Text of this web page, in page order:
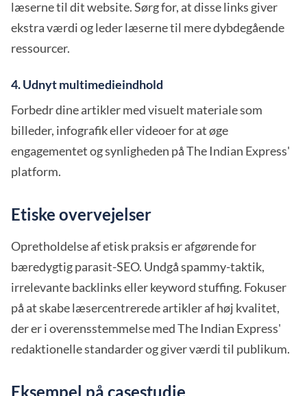
læserne til dit website. Sørg for, at disse links giver
ekstra værdi og leder læserne til mere dybdegående
ressourcer.
4. Udnyt multimedieindhold
Forbedr dine artikler med visuelt materiale som
billeder, infografik eller videoer for at øge
engagementet og synligheden på The Indian Express'
platform.
Etiske overvejelser
Opretholdelse af etisk praksis er afgørende for
bæredygtig parasit-SEO. Undgå spammy-taktik,
irrelevante backlinks eller keyword stuffing. Fokuser
på at skabe læsercentrerede artikler af høj kvalitet,
der er i overensstemmelse med The Indian Express'
redaktionelle standarder og giver værdi til publikum.
Eksempel på casestudie